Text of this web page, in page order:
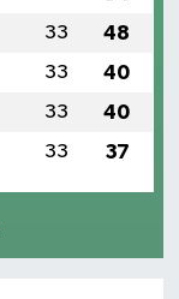
33 48
33 40
33 40
33 37